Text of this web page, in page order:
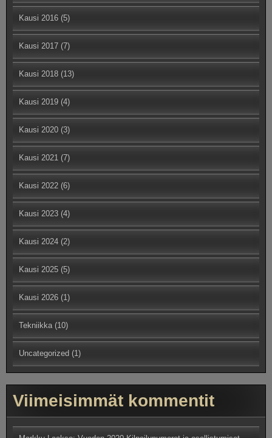
Kausi 2016 (5)
Kausi 2017 (7)
Kausi 2018 (13)
Kausi 2019 (4)
Kausi 2020 (3)
Kausi 2021 (7)
Kausi 2022 (6)
Kausi 2023 (4)
Kausi 2024 (2)
Kausi 2025 (5)
Kausi 2026 (1)
Tekniikka (10)
Uncategorized (1)
Viimeisimmät kommentit